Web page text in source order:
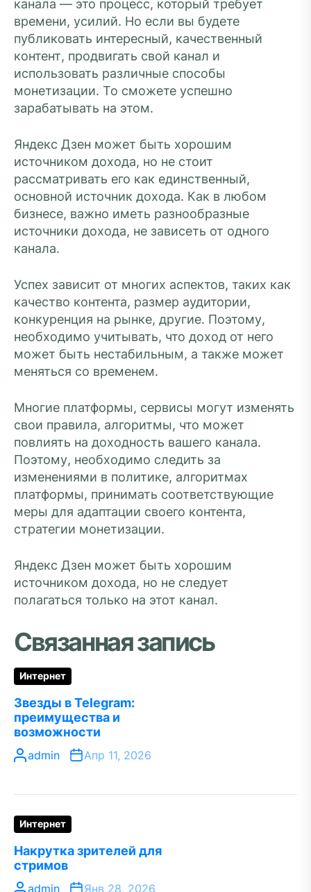
канала — это процесс, который требует
времени, усилий. Но если вы будете
публиковать интересный, качественный
контент, продвигать свой канал и
использовать различные способы
монетизации. То сможете успешно
зарабатывать на этом.
Яндекс Дзен может быть хорошим
источником дохода, но не стоит
рассматривать его как единственный,
основной источник дохода. Как в любом
бизнесе, важно иметь разнообразные
источники дохода, не зависеть от одного
канала.
Успех зависит от многих аспектов, таких как
качество контента, размер аудитории,
конкуренция на рынке, другие. Поэтому,
необходимо учитывать, что доход от него
может быть нестабильным, а также может
меняться со временем.
Многие платформы, сервисы могут изменять
свои правила, алгоритмы, что может
повлиять на доходность вашего канала.
Поэтому, необходимо следить за
изменениями в политике, алгоритмах
платформы, принимать соответствующие
меры для адаптации своего контента,
стратегии монетизации.
Яндекс Дзен может быть хорошим
источником дохода, но не следует
полагаться только на этот канал.
Связанная запись
Интернет
Звезды в Telegram:
преимущества и
возможности
admin Апр 11, 2026
Интернет
Накрутка зрителей для
стримов
admin Янв 28, 2026